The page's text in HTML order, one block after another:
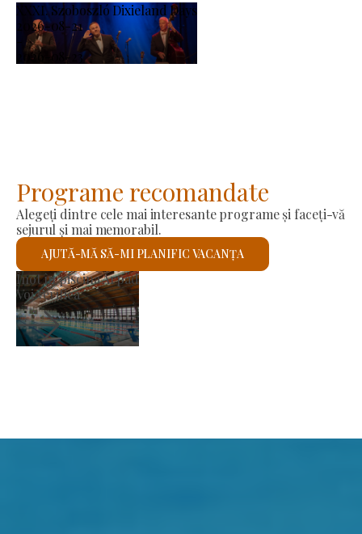
XXXI. Szoboszló Dixieland Days
2026-08-21
-
2026-08-23
Programe recomandate
Alegeți dintre cele mai interesante programe și faceți-vă
sejurul și mai memorabil.
AJUTĂ-MĂ SĂ-MI PLANIFIC VACANȚA
Piața producătorilor
Voi verifica